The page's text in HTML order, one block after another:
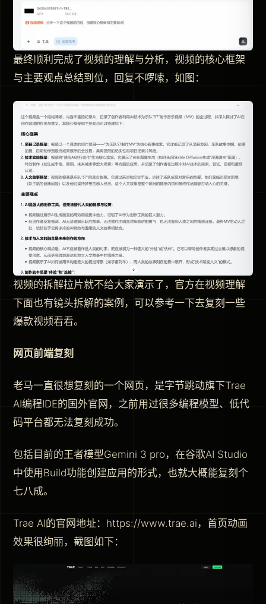
最终顺利完成了视频的理解与分析，视频的核心框架
与主要观点总结到位，回复不啰嗦，如图：
视频的拆解拉片就不给大家演示了，官方在视频理解
下面也有镜头拆解的案例，可以参考一下去复刻一些
爆款视频看看。
网页前端复刻
老马一直很想复刻的一个网页，是字节跳动旗下Trae
AI编程IDE的国外官网，之前用过很多编程模型、低代
码平台都无法复刻成功。
包括目前的王者模型Gemini 3 pro，在谷歌AI Studio
中使用Build功能创建应用的形式，也就大概能复刻个
七八成。
Trae AI的官网地址：https://www.trae.ai，首页动画
效果很绚丽，截图如下：